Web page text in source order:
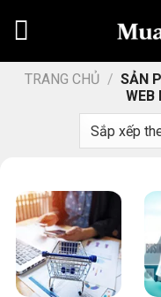
dungTRANG CHỦ / SẢN
WEB